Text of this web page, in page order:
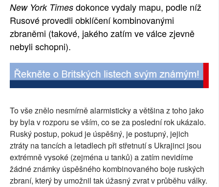
New York Times dokonce vydaly mapu, podle níž
Rusové provedli obklíčení kombinovanými
zbraněmi (takové, jakého zatím ve válce zjevně
nebyli schopni).
To vše znělo nesmírně alarmisticky a většina z toho jako
by byla v rozporu se vším, co se za poslední rok ukázalo.
Ruský postup, pokud je úspěšný, je postupný, jejich
ztráty na tancích a letadlech při střetnutí s Ukrajinci jsou
extrémně vysoké (zejména u tanků) a zatím nevidíme
žádné známky úspěšného kombinovaného boje ruských
zbraní, který by umožnil tak úžasný zvrat v průběhu války.